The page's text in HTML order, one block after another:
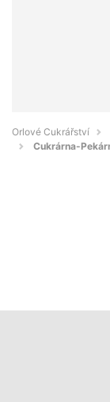
Orlové Cukrářství
Cukrárna-